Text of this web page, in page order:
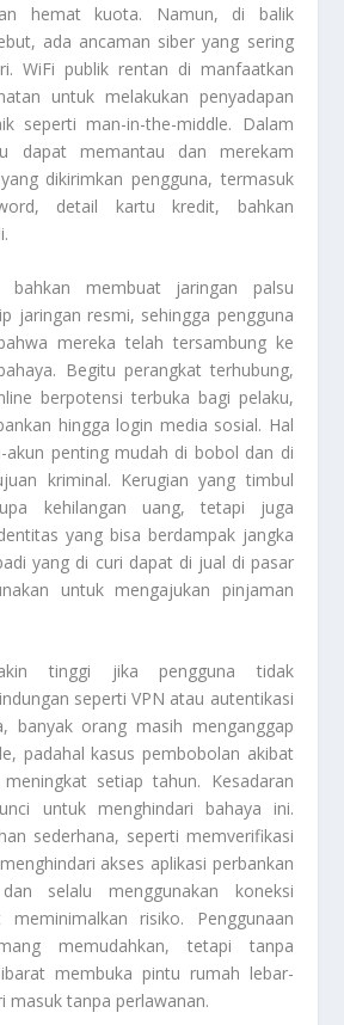
hemat kuota. Namun, di balik
ada ancaman siber yang sering
WiFi publik rentan di manfaatkan
untuk melakukan penyadapan
seperti man-in-the-middle. Dalam
dapat memantau dan merekam
dikirimkan pengguna, termasuk
detail kartu kredit, bahkan
bahkan membuat jaringan palsu
jaringan resmi, sehingga pengguna
mereka telah tersambung ke
Begitu perangkat terhubung,
berpotensi terbuka bagi pelaku,
hingga login media sosial. Hal
akun penting mudah di bobol dan di
kriminal. Kerugian yang timbul
kehilangan uang, tetapi juga
yang bisa berdampak jangka
yang di curi dapat di jual di pasar
untuk mengajukan pinjaman
tinggi jika pengguna tidak
seperti VPN atau autentikasi
banyak orang masih menganggap
padahal kasus pembobolan akibat
setiap tahun. Kesadaran
untuk menghindari bahaya ini.
sederhana, seperti memverifikasi
akses aplikasi perbankan
selalu menggunakan koneksi
meminimalkan risiko. Penggunaan
memudahkan, tetapi tanpa
membuka pintu rumah lebar-
masuk tanpa perlawanan.